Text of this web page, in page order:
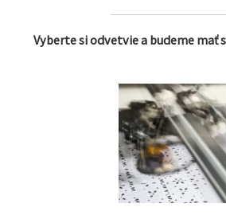
Vyberte si odvetvie a budeme mať